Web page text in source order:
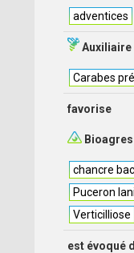
adventices
Auxiliaire
Carabes
favorise
chancre
Puceron
Verticilliose
est évoqué